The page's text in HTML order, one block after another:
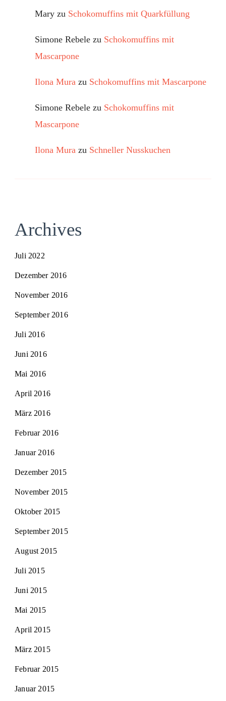
Mary zu Schokomuffins mit Quarkfüllung
Simone Rebele zu Schokomuffins mit
Mascarpone
Ilona Mura zu Schokomuffins mit Mascarpone
Simone Rebele zu Schokomuffins mit
Mascarpone
Ilona Mura zu Schneller Nusskuchen
Archives
Juli 2022
Dezember 2016
November 2016
September 2016
Juli 2016
Juni 2016
Mai 2016
April 2016
März 2016
Februar 2016
Januar 2016
Dezember 2015
November 2015
Oktober 2015
September 2015
August 2015
Juli 2015
Juni 2015
Mai 2015
April 2015
März 2015
Februar 2015
Januar 2015